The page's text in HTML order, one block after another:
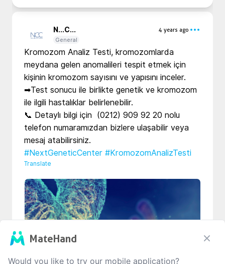
N...C...
4 years ago
General
Kromozom Analiz Testi, kromozomlarda
meydana gelen anomalileri tespit etmek için
kişinin kromozom sayısını ve yapısını inceler.
➡Test sonucu ile birlikte genetik ve kromozom
ile ilgili hastalıklar belirlenebilir.
📞 Detaylı bilgi için  (0212) 909 92 20 nolu
telefon numaramızdan bizlere ulaşabilir veya
#NextGeneticCenter #KromozomAnalizTesti
Translate
MateHand
Would you like to try our mobile application?